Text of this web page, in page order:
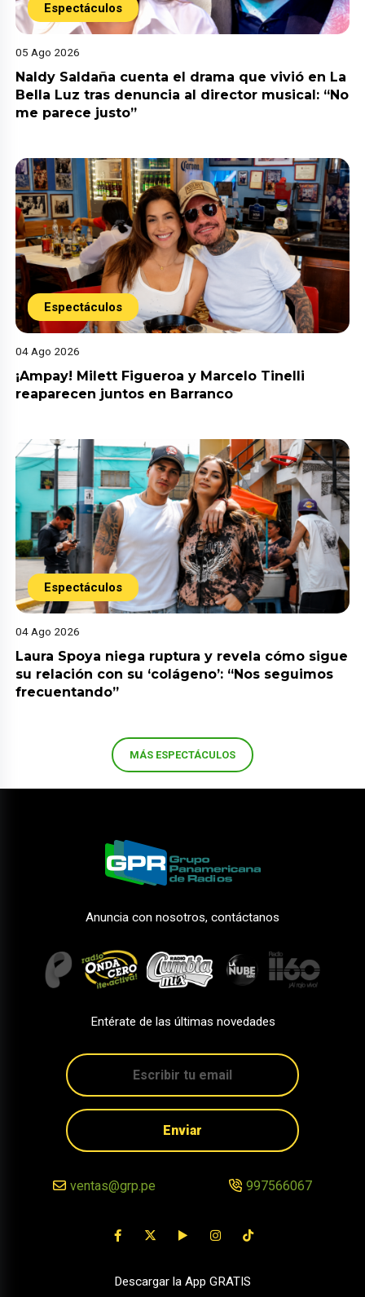
Espectáculos
05 Ago 2026
Naldy Saldaña cuenta el drama que vivió en La
Bella Luz tras denuncia al director musical: “No
me parece justo”
Espectáculos
04 Ago 2026
¡Ampay! Milett Figueroa y Marcelo Tinelli
reaparecen juntos en Barranco
Espectáculos
04 Ago 2026
Laura Spoya niega ruptura y revela cómo sigue
su relación con su ‘colágeno’: “Nos seguimos
frecuentando”
MÁS ESPECTÁCULOS
Anuncia con nosotros, contáctanos
Entérate de las últimas novedades
Enviar
ventas@grp.pe 997566067
Descargar la App GRATIS